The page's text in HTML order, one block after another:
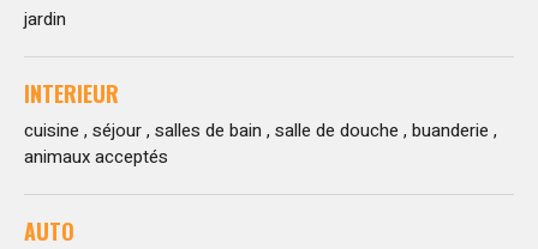
jardin
INTERIEUR
cuisine , séjour , salles de bain , salle de douche , buanderie ,
animaux acceptés
AUTO